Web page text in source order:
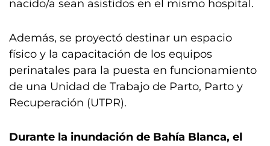
nacido/a sean asistidos en el mismo hospital.
Además, se proyectó destinar un espacio
físico y la capacitación de los equipos
perinatales para la puesta en funcionamiento
de una Unidad de Trabajo de Parto, Parto y
Recuperación (UTPR).
Durante la inundación de Bahía Blanca, el